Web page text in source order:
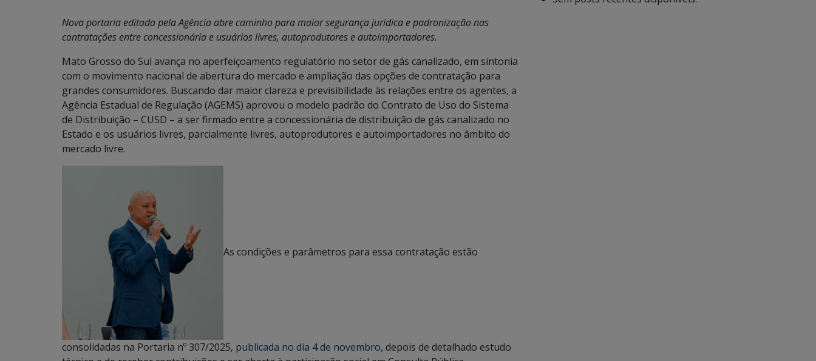
Nova portaria editada pela Agência abre caminho para maior segurança jurídica e padronização nas
contratações entre concessionária e usuários livres, autoprodutores e autoimportadores.
Mato Grosso do Sul avança no aperfeiçoamento regulatório no setor de gás canalizado, em sintonia
com o movimento nacional de abertura do mercado e ampliação das opções de contratação para
grandes consumidores. Buscando dar maior clareza e previsibilidade às relações entre os agentes, a
Agência Estadual de Regulação (AGEMS) aprovou o modelo padrão do Contrato de Uso do Sistema
de Distribuição – CUSD – a ser firmado entre a concessionária de distribuição de gás canalizado no
Estado e os usuários livres, parcialmente livres, autoprodutores e autoimportadores no âmbito do
mercado livre.
As condições e parâmetros para essa contratação estão
consolidadas na Portaria nº 307/2025, publicada no dia 4 de novembro, depois de detalhado estudo